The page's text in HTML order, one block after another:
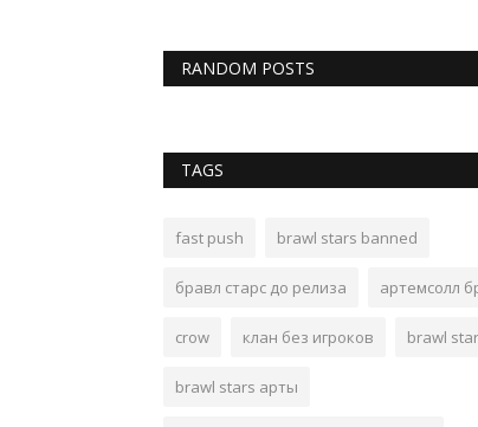
RANDOM POSTS
TAGS
fast push brawl stars banned
бравл старс до релиза артемсолл
crow клан без игроков brawl
brawl stars арты